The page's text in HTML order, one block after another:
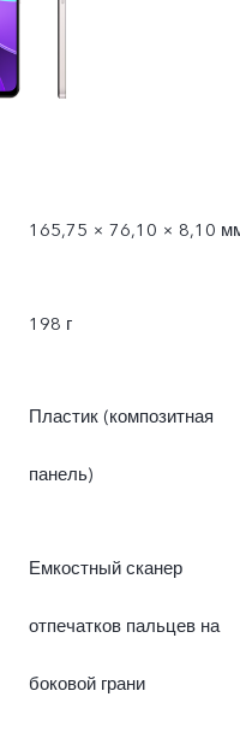
165,75 × 76,10 × 8,10
198 г
Пластик (композитная
панель)
Емкостный сканер
отпечатков пальцев на
боковой грани